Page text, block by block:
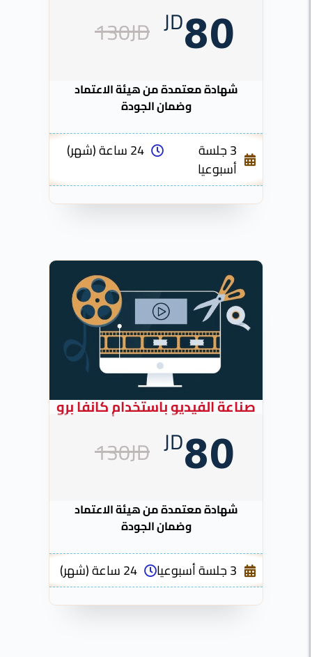
80
130JD JD
شهادة معتمدة من هيئة الاعتماد
وضمان الجودة
3 جلسة
أسبوعيا
صناعة الفيديو باستخدام كانفا برو
80
130JD JD
شهادة معتمدة من هيئة الاعتماد
وضمان الجودة
24 ساعة (شهر)